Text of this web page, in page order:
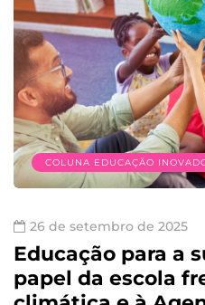
COLUNA EDUCAÇÃO
26 de setembro de 2025
Educação para a
papel da escola